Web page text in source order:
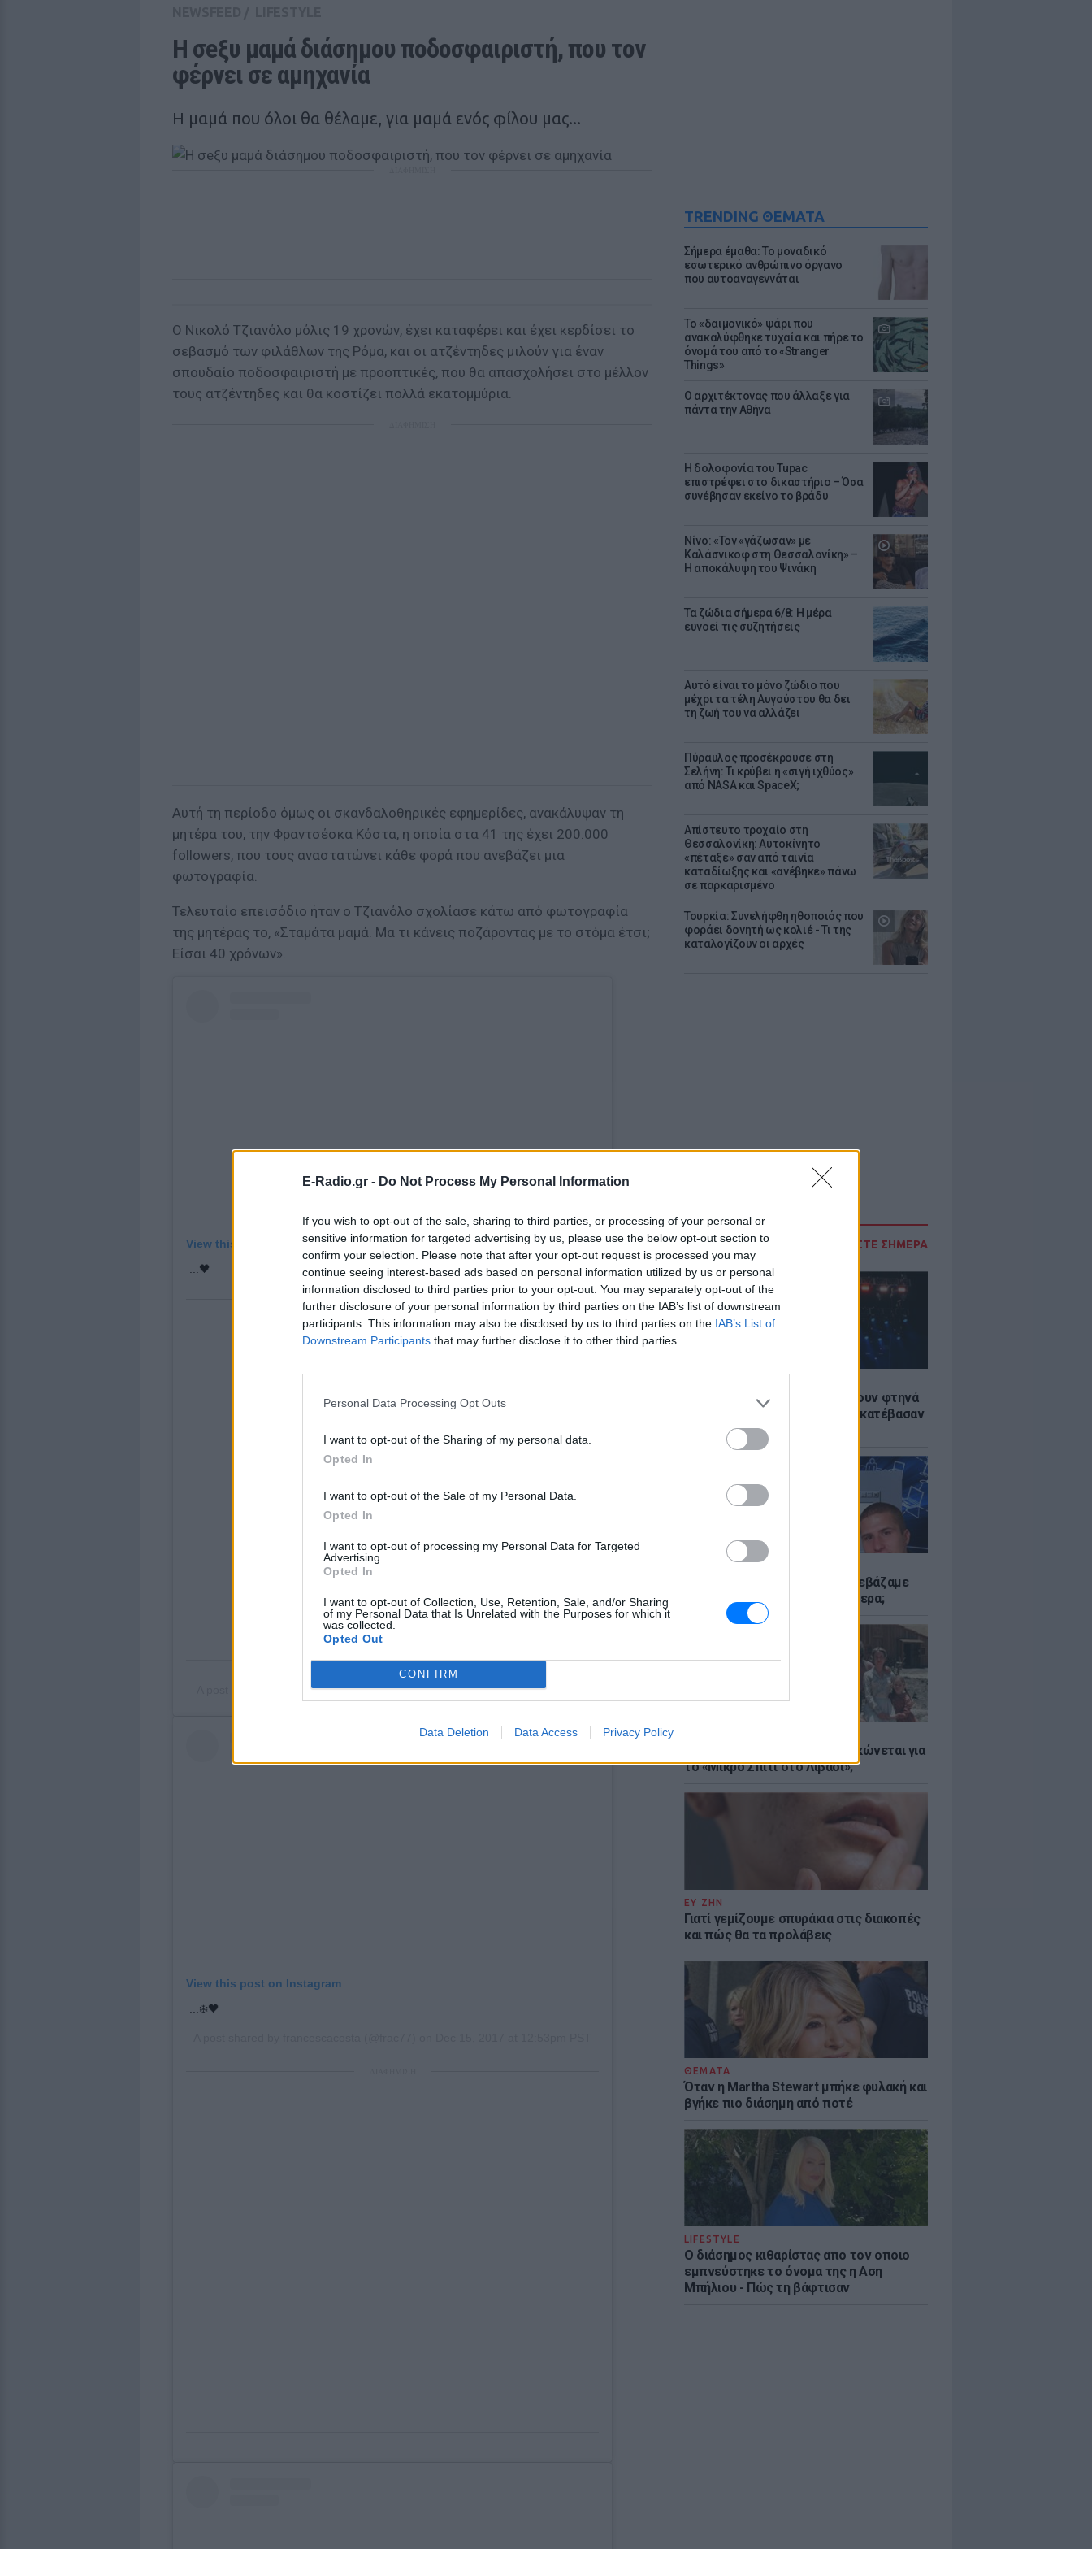
E-Radio.gr - Do Not Process My Personal Information
If you wish to opt-out of the sale, sharing to third parties, or processing of your personal or
sensitive information for targeted advertising by us, please use the below opt-out section to
confirm your selection. Please note that after your opt-out request is processed you may
continue seeing interest-based ads based on personal information utilized by us or personal
information disclosed to third parties prior to your opt-out. You may separately opt-out of the
further disclosure of your personal information by third parties on the IAB’s list of downstream
participants. This information may also be disclosed by us to third parties on the IAB’s List of
Downstream Participants that may further disclose it to other third parties.
Personal Data Processing Opt Outs
I want to opt-out of the Sharing of my personal data.
Opted In
I want to opt-out of the Sale of my Personal Data.
Opted In
I want to opt-out of processing my Personal Data for Targeted
Advertising.
Opted In
I want to opt-out of Collection, Use, Retention, Sale, and/or Sharing
of my Personal Data that Is Unrelated with the Purposes for which it
was collected.
Opted Out
CONFIRM
Data Deletion Data Access Privacy Policy
TRENDING ΘΕΜΑΤΑ
Σήμερα έμαθα: Το μοναδικό
εσωτερικό ανθρώπινο όργανο
που αυτοαναγεννάται
Το «δαιμονικό» ψάρι που
ανακαλύφθηκε τυχαία και πήρε το
όνομά του από το «Stranger
Things»
Ο αρχιτέκτονας που άλλαξε για
πάντα την Αθήνα
Η δολοφονία του Tupac
επιστρέφει στο δικαστήριο – Όσα
συνέβησαν εκείνο το βράδυ
Νίνο: «Τον «γάζωσαν» με
Καλάσνικοφ στη Θεσσαλονίκη» –
Η αποκάλυψη του Ψινάκη
Τα ζώδια σήμερα 6/8: Η μέρα
ευνοεί τις συζητήσεις
Αυτό είναι το μόνο ζώδιο που
μέχρι τα τέλη Αυγούστου θα δει
τη ζωή του να αλλάζει
Πύραυλος προσέκρουσε στη
Σελήνη: Τι κρύβει η «σιγή ιχθύος»
από NASA και SpaceX;
Απίστευτο τροχαίο στη
Θεσσαλονίκη: Αυτοκίνητο
«πέταξε» σαν από ταινία
καταδίωξης και «ανέβηκε» πάνω
σε παρκαρισμένο
Τουρκία: Συνελήφθη ηθοποιός που
φοράει δoνητή ως κολιέ - Τι της
καταλογίζουν οι αρχές
ΔΙΑΒΑΣΤΕ ΣΗΜΕΡΑ
Οι συναυλίες επιτέλους βγάζουν φτηνά
εισιτήρια - Ποιοι καλλιτέχνες κατέβασαν
τις τιμές
Έφτιαξαν το Napster που κατεβάζαμε
μουσική - Πού βρίσκονται σήμερα;
Explainer: Γιατί η Αμερική τσακώνεται για
το «Μικρό Σπίτι στο Λιβάδι»;
ΕΥ ΖΗΝ
Γιατί γεμίζουμε σπυράκια στις διακοπές
και πώς θα τα προλάβεις
ΘΕΜΑΤΑ
Όταν η Martha Stewart μπήκε φυλακή και
βγήκε πιο διάσημη από ποτέ
LIFESTYLE
Ο διάσημος κιθαρίστας απο τον οποιο
εμπνεύστηκε το όνομα της η Αση
Μπήλιου - Πώς τη βάφτισαν
Η σeξυ μαμά διάσημου ποδοσφαιριστή, που τον
φέρνει σε αμηχανία
Η μαμά που όλοι θα θέλαμε, για μαμά ενός φίλου μας...
Ο Νικολό Τζιανόλο μόλις 19 χρονών, έχει καταφέρει και έχει κερδίσει το
σεβασμό των φιλάθλων της Ρόμα, και οι ατζέντηδες μιλούν για έναν
σπουδαίο ποδοσφαιριστή με προοπτικές, που θα απασχολήσει στο μέλλον
τους ατζέντηδες και θα κοστίζει πολλά εκατομμύρια.
Αυτή τη περίοδο όμως οι σκανδαλοθηρικές εφημερίδες, ανακάλυψαν τη
μητέρα του, την Φραντσέσκα Κόστα, η οποία στα 41 της έχει 200.000
followers, που τους αναστατώνει κάθε φορά που ανεβάζει μια
φωτογραφία.
Τελευταίο επεισόδιο ήταν ο Τζιανόλο σχολίασε κάτω από φωτογραφία
της μητέρας το, «Σταμάτα μαμά. Μα τι κάνεις ποζάροντας με το στόμα έτσι;
Είσαι 40 χρόνων».
View this post on Instagram
...🖤
francescacosta(@frac77) onSep 21, 2018 at 5:14am PDT
View this post on Instagram
...❄️🖤